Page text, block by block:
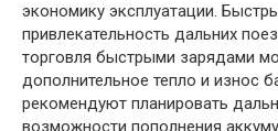
экономику эксплуатации.
привлекательность дальних
торговля быстрыми зарядами
дополнительное тепло и износ
рекомендуют планировать
возможности пополнения